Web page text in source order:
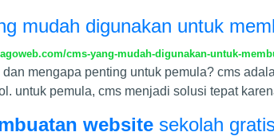
mudah digunakan untuk
cms-yang-mudah-digunakan-untuk-
dan mengapa penting untuk pemula? cms
untuk pemula, cms menjadi solusi tepat
website sekolah